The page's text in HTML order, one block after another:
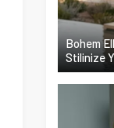
Bohem
Stilinize